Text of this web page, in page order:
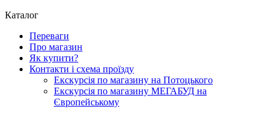
Каталог
Переваги
Про магазин
Як купити?
Контакти і схема проїзду
Екскурсія по магазину на Потоцького
Екскурсія по магазину МЕГАБУД на
Європейському